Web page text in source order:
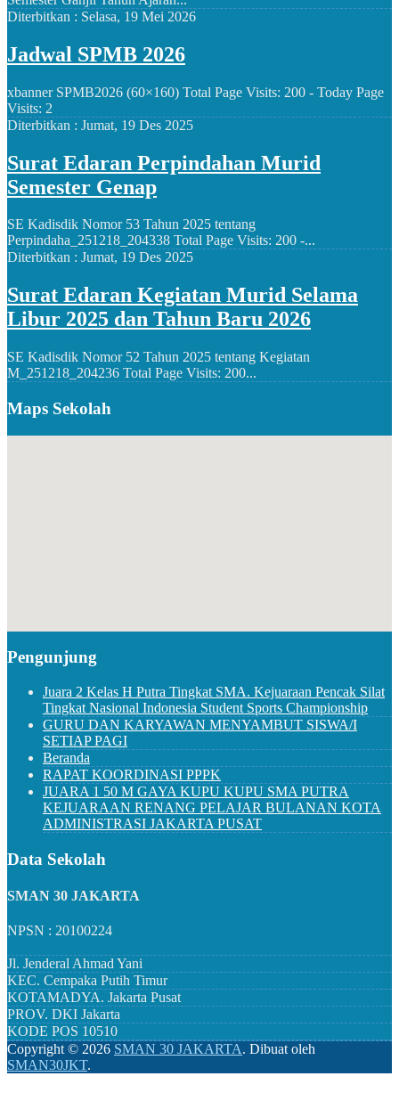
Diterbitkan : Selasa, 19 Mei 2026
Jadwal SPMB 2026
xbanner SPMB2026 (60×160) Total Page Visits: 200 - Today Page
Visits: 2
Diterbitkan : Jumat, 19 Des 2025
Surat Edaran Perpindahan Murid
Semester Genap
SE Kadisdik Nomor 53 Tahun 2025 tentang
Perpindaha_251218_204338 Total Page Visits: 200 -...
Diterbitkan : Jumat, 19 Des 2025
Surat Edaran Kegiatan Murid Selama
Libur 2025 dan Tahun Baru 2026
SE Kadisdik Nomor 52 Tahun 2025 tentang Kegiatan
M_251218_204236 Total Page Visits: 200...
Maps Sekolah
Pengunjung
Juara 2 Kelas H Putra Tingkat SMA. Kejuaraan Pencak Silat
Tingkat Nasional Indonesia Student Sports Championship
GURU DAN KARYAWAN MENYAMBUT SISWA/I
SETIAP PAGI
Beranda
RAPAT KOORDINASI PPPK
JUARA 1 50 M GAYA KUPU KUPU SMA PUTRA
KEJUARAAN RENANG PELAJAR BULANAN KOTA
ADMINISTRASI JAKARTA PUSAT
Data Sekolah
SMAN 30 JAKARTA
NPSN : 20100224
Jl. Jenderal Ahmad Yani
KEC. Cempaka Putih Timur
KOTAMADYA. Jakarta Pusat
PROV. DKI Jakarta
KODE POS 10510
Copyright © 2026 SMAN 30 JAKARTA. Dibuat oleh
SMAN30JKT.